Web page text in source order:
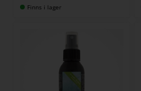
Finns i lager